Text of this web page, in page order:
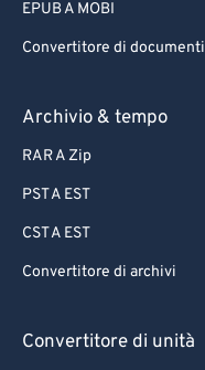
EPUB A MOBI
Convertitore di documenti
Archivio & tempo
RAR A Zip
PST A EST
CST A EST
Convertitore di archivi
Convertitore di unità